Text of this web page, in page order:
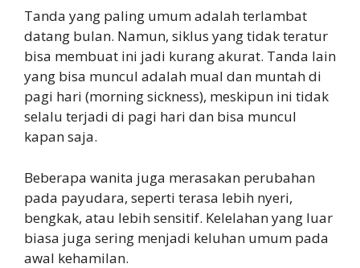
Tanda yang paling umum adalah terlambat
datang bulan. Namun, siklus yang tidak teratur
bisa membuat ini jadi kurang akurat. Tanda lain
yang bisa muncul adalah mual dan muntah di
pagi hari (morning sickness), meskipun ini tidak
selalu terjadi di pagi hari dan bisa muncul
kapan saja.
Beberapa wanita juga merasakan perubahan
pada payudara, seperti terasa lebih nyeri,
bengkak, atau lebih sensitif. Kelelahan yang luar
biasa juga sering menjadi keluhan umum pada
awal kehamilan.